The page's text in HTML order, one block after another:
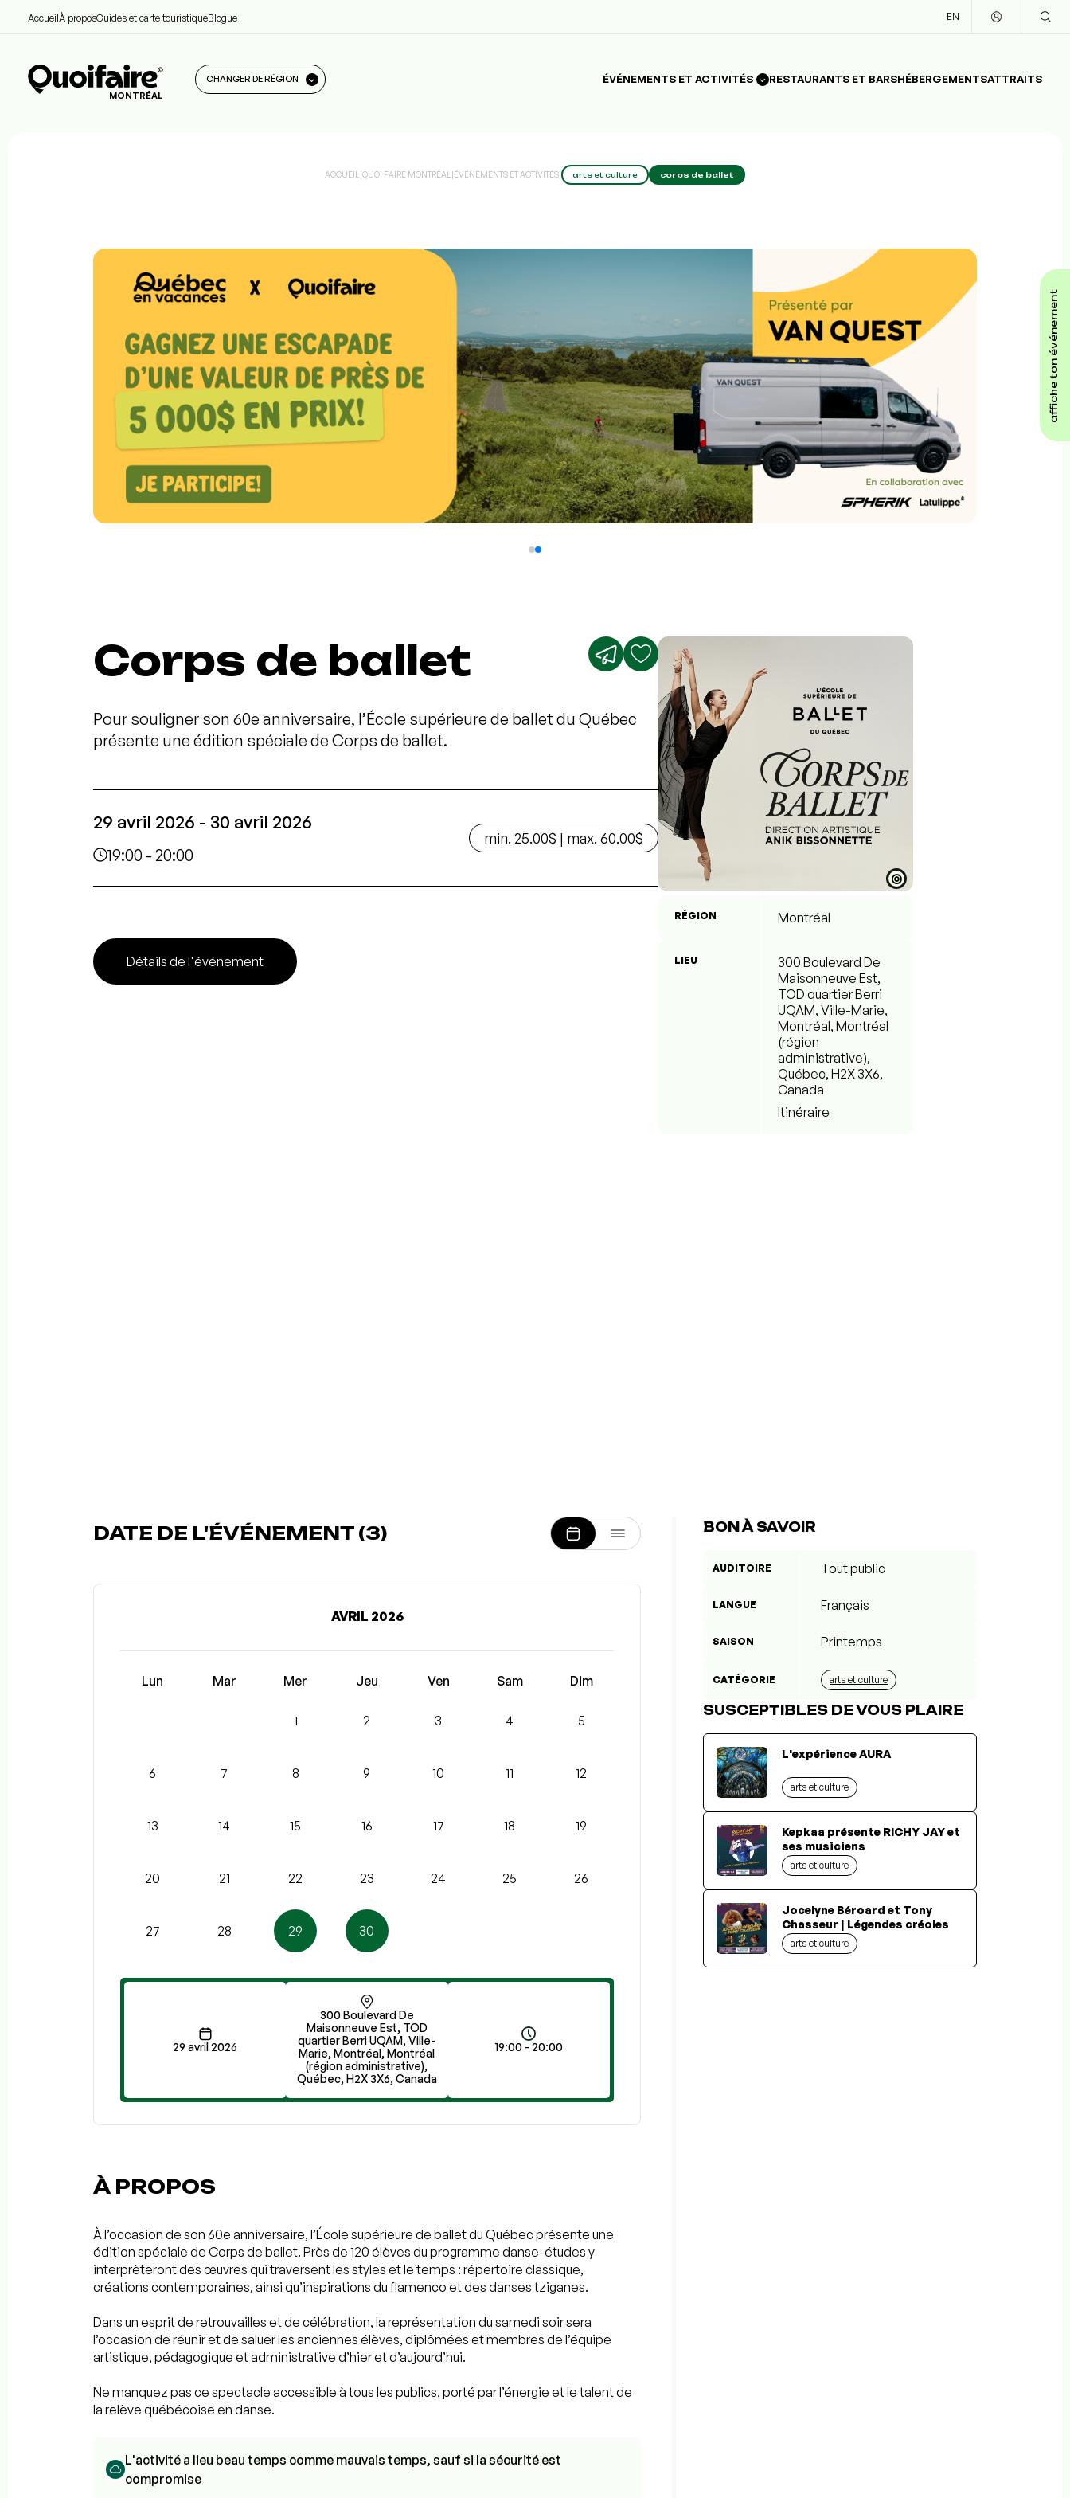
AccueilÀ proposGuides et carte touristiqueBlogue EN
MONTRÉAL
CHANGER DE RÉGION ÉVÉNEMENTS ET ACTIVITÉS RESTAURANTS ET BARSHÉBERGEMENTSATTRAITS
affiche ton événement
ACCUEIL |QUOI FAIRE MONTRÉAL |ÉVÉNEMENTS ET ACTIVITÉS| arts et culture corps de ballet
Corps de ballet
Pour souligner son 60e anniversaire, l’École supérieure de ballet du Québec
présente une édition spéciale de Corps de ballet.
29 avril 2026 - 30 avril 2026
19:00 - 20:00
min. 25.00$ | max. 60.00$
Détails de l'événement
©
RÉGION Montréal
LIEU
300 Boulevard De
Maisonneuve Est,
TOD quartier Berri
UQAM, Ville-Marie,
Montréal, Montréal
(région
administrative),
Québec, H2X 3X6,
Canada
Itinéraire
DATE DE L'ÉVÉNEMENT (3)
AVRIL 2026
Lun Mar Mer Jeu Ven Sam Dim
1 2 3 4 5
6 7 8 9 10 11 12
13 14 15 16 17 18 19
20 21 22 23 24 25 26
27 28 29 30
29 avril 2026
300 Boulevard De
Maisonneuve Est, TOD
quartier Berri UQAM, Ville-
Marie, Montréal, Montréal
(région administrative),
Québec, H2X 3X6, Canada
19:00 - 20:00
À PROPOS
À l’occasion de son 60e anniversaire, l’École supérieure de ballet du Québec présente une
édition spéciale de Corps de ballet. Près de 120 élèves du programme danse-études y
interprèteront des œuvres qui traversent les styles et le temps : répertoire classique,
créations contemporaines, ainsi qu’inspirations du flamenco et des danses tziganes.
Dans un esprit de retrouvailles et de célébration, la représentation du samedi soir sera
l’occasion de réunir et de saluer les anciennes élèves, diplômées et membres de l’équipe
artistique, pédagogique et administrative d’hier et d’aujourd’hui.
Ne manquez pas ce spectacle accessible à tous les publics, porté par l’énergie et le talent de
la relève québécoise en danse.
L'activité a lieu beau temps comme mauvais temps, sauf si la sécurité est
compromise
BON À SAVOIR
AUDITOIRE Tout public
LANGUE Français
SAISON Printemps
CATÉGORIE arts et culture
SUSCEPTIBLES DE VOUS PLAIRE
L'expérience AURA
arts et culture
Kepkaa présente RICHY JAY et
ses musiciens
arts et culture
Jocelyne Béroard et Tony
Chasseur | Légendes créoles
arts et culture